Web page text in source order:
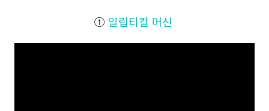
① 일립티컬 머신